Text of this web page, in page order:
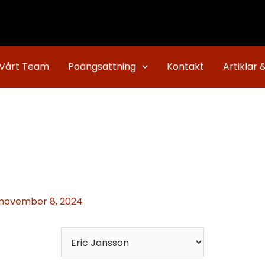
Team Poängsättning Kontakt Artiklar
8, 2024